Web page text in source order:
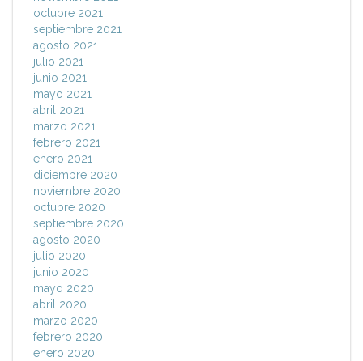
octubre 2021
septiembre 2021
agosto 2021
julio 2021
junio 2021
mayo 2021
abril 2021
marzo 2021
febrero 2021
enero 2021
diciembre 2020
noviembre 2020
octubre 2020
septiembre 2020
agosto 2020
julio 2020
junio 2020
mayo 2020
abril 2020
marzo 2020
febrero 2020
enero 2020